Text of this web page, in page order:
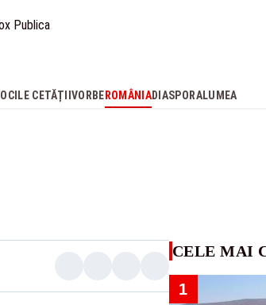
CETĂȚII VORBE ROMÂNIADIASPORALUMEA
CELE MAI
1